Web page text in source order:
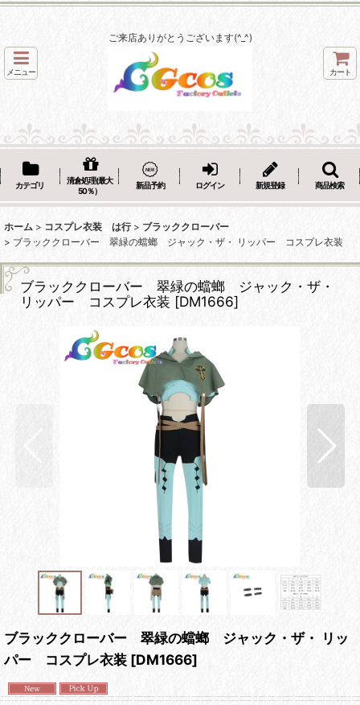
ご来店ありがとうございます(^_^)
メニュー カート
カテゴリ
清倉処理(最大
50％）
新品予約 ログイン 新規登録 商品検索
ホーム > コスプレ衣装 は行 > ブラッククローバー
> ブラッククローバー 翠緑の蟷螂 ジャック・ザ・ リッパー コスプレ衣装
ブラッククローバー 翠緑の蟷螂 ジャック・ザ・
リッパー コスプレ衣装 [DM1666]
ブラッククローバー 翠緑の蟷螂 ジャック・ザ・ リッ
パー コスプレ衣装 [DM1666]